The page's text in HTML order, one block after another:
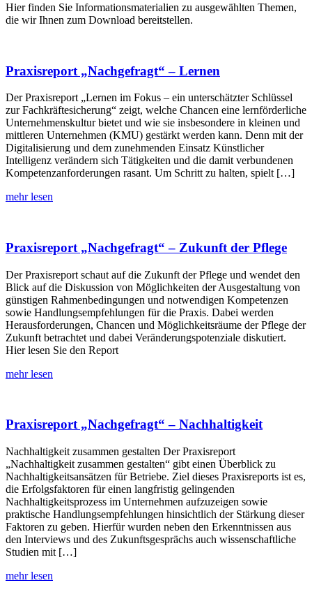
Hier finden Sie Informationsmaterialien zu ausgewählten Themen,
die wir Ihnen zum Download bereitstellen.
Praxisreport „Nachgefragt“ – Lernen
Der Praxisreport „Lernen im Fokus – ein unterschätzter Schlüssel
zur Fachkräftesicherung“ zeigt, welche Chancen eine lernförderliche
Unternehmenskultur bietet und wie sie insbesondere in kleinen und
mittleren Unternehmen (KMU) gestärkt werden kann. Denn mit der
Digitalisierung und dem zunehmenden Einsatz Künstlicher
Intelligenz verändern sich Tätigkeiten und die damit verbundenen
Kompetenzanforderungen rasant. Um Schritt zu halten, spielt […]
mehr lesen
Praxisreport „Nachgefragt“ – Zukunft der Pflege
Der Praxisreport schaut auf die Zukunft der Pflege und wendet den
Blick auf die Diskussion von Möglichkeiten der Ausgestaltung von
günstigen Rahmenbedingungen und notwendigen Kompetenzen
sowie Handlungsempfehlungen für die Praxis. Dabei werden
Herausforderungen, Chancen und Möglichkeitsräume der Pflege der
Zukunft betrachtet und dabei Veränderungspotenziale diskutiert.
Hier lesen Sie den Report
mehr lesen
Praxisreport „Nachgefragt“ – Nachhaltigkeit
Nachhaltigkeit zusammen gestalten Der Praxisreport
„Nachhaltigkeit zusammen gestalten“ gibt einen Überblick zu
Nachhaltigkeitsansätzen für Betriebe. Ziel dieses Praxisreports ist es,
die Erfolgsfaktoren für einen langfristig gelingenden
Nachhaltigkeitsprozess im Unternehmen aufzuzeigen sowie
praktische Handlungsempfehlungen hinsichtlich der Stärkung dieser
Faktoren zu geben. Hierfür wurden neben den Erkenntnissen aus
den Interviews und des Zukunftsgesprächs auch wissenschaftliche
Studien mit […]
mehr lesen